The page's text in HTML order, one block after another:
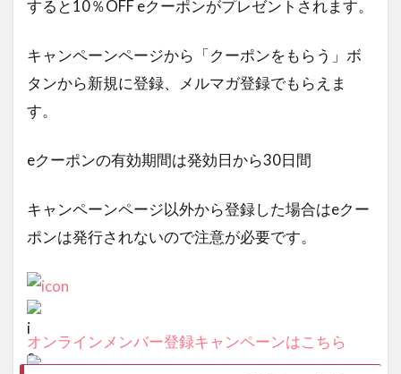
すると10％OFF eクーポンがプレゼントされます。
キャンペーンページから「クーポンをもらう」ボ
タンから新規に登録、メルマガ登録でもらえま
す。
eクーポンの有効期間は発効日から30日間
キャンペーンページ以外から登録した場合はeクー
ポンは発行されないので注意が必要です。
オンラインメンバー登録キャンペーンはこちら